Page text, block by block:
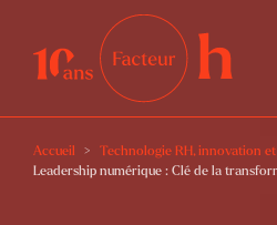
Accueil
Technologie RH, innovation
Leadership numérique : Clé de la